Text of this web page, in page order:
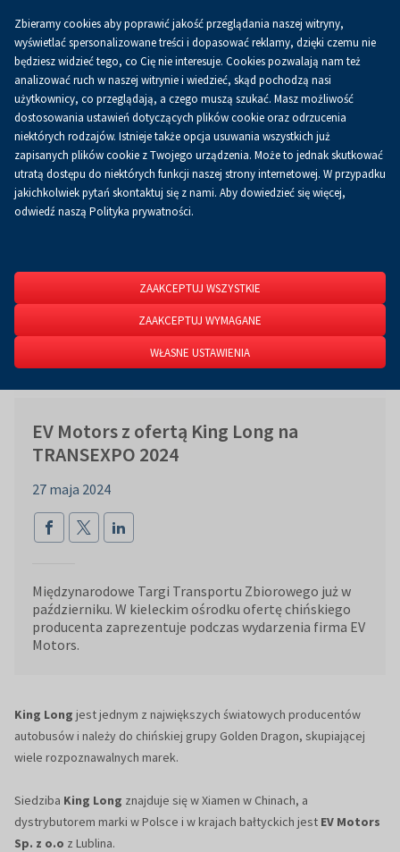
0.00 złKoszykPL
Strona główna O firmie Aktualności
Aktualności
EV Motors z ofertą King Long na
TRANSEXPO 2024
27 maja 2024
Międzynarodowe Targi Transportu Zbiorowego już w
październiku. W kieleckim ośrodku ofertę chińskiego
producenta zaprezentuje podczas wydarzenia firma EV
Motors.
King Long jest jednym z największych światowych producentów
autobusów i należy do chińskiej grupy Golden Dragon, skupiającej
wiele rozpoznawalnych marek.
Siedziba King Long znajduje się w Xiamen w Chinach, a
dystrybutorem marki w Polsce i w krajach bałtyckich jest EV Motors
Sp. z o.o z Lublina.
Zbieramy cookies aby poprawić jakość przeglądania naszej witryny,
wyświetlać spersonalizowane treści i dopasować reklamy, dzięki czemu nie
będziesz widzieć tego, co Cię nie interesuje. Cookies pozwalają nam też
analizować ruch w naszej witrynie i wiedzieć, skąd pochodzą nasi
użytkownicy, co przeglądają, a czego muszą szukać. Masz możliwość
dostosowania ustawień dotyczących plików cookie oraz odrzucenia
niektórych rodzajów. Istnieje także opcja usuwania wszystkich już
zapisanych plików cookie z Twojego urządzenia. Może to jednak skutkować
utratą dostępu do niektórych funkcji naszej strony internetowej. W przypadku
jakichkolwiek pytań skontaktuj się z nami. Aby dowiedzieć się więcej,
odwiedź naszą Polityka prywatności.
ZAAKCEPTUJ WSZYSTKIE
ZAAKCEPTUJ WYMAGANE
WŁASNE USTAWIENIA